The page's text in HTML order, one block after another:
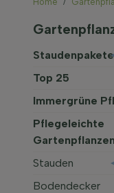
Staudenpakete
Top 25
Immergrüne
Pflegeleichte
Gartenpflanzen
Stauden
Bodendecker